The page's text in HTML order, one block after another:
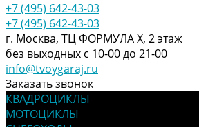
+7 (495) 642-43-03
+7 (495) 642-43-03
г. Москва, ТЦ ФОРМУЛА Х, 2 этаж
без выходных с 10-00 до 21-00
info@tvoygaraj.ru
Заказать звонок
КВАДРОЦИКЛЫ
МОТОЦИКЛЫ